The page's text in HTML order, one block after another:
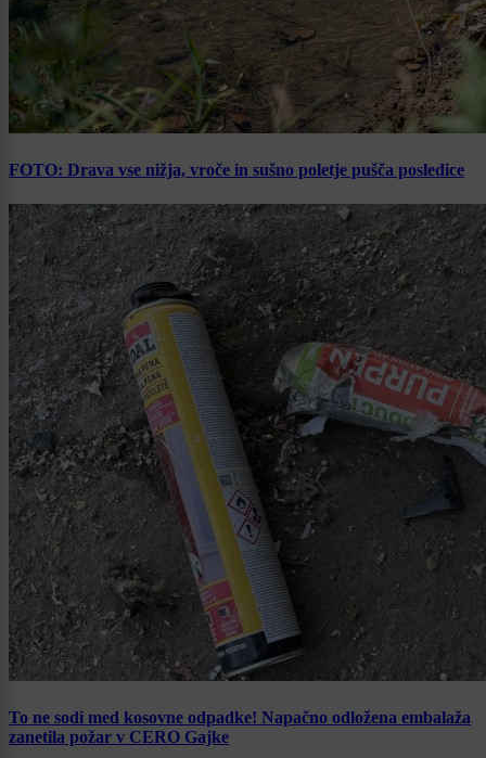
FOTO: Drava vse nižja, vroče in sušno poletje pušča posledice
To ne sodi med kosovne odpadke! Napačno odložena embalaža
zanetila požar v CERO Gajke